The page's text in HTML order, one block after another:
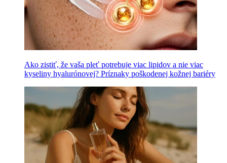
Ako zistiť, že vaša pleť potrebuje viac lipidov a nie viac
kyseliny hyalurónovej? Príznaky poškodenej kožnej bariéry